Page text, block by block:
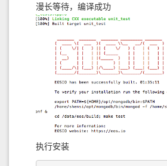
漫长等待，编译成功
执行安装